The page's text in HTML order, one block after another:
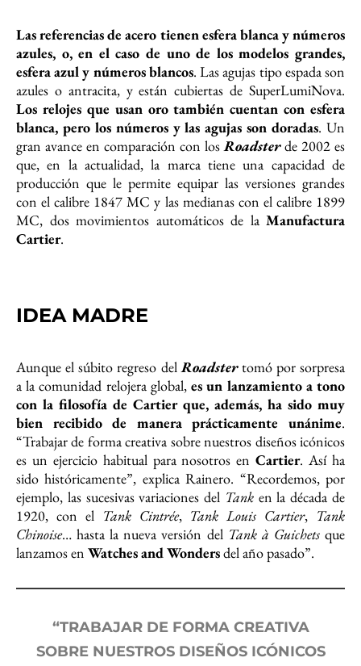
Las referencias de acero tienen esfera blanca y números
azules, o, en el caso de uno de los modelos grandes,
esfera azul y números blancos. Las agujas tipo espada son
azules o antracita, y están cubiertas de SuperLumiNova.
Los relojes que usan oro también cuentan con esfera
blanca, pero los números y las agujas son doradas. Un
gran avance en comparación con los Roadsterde 2002 es
que, en la actualidad, la marca tiene una capacidad de
producción que le permite equipar las versiones grandes
con el calibre 1847 MC y las medianas con el calibre 1899
MC, dos movimientos automáticos de la Manufactura
Cartier.
IDEA MADRE
Aunque el súbito regreso delRoadstertomó por sorpresa
a la comunidad relojera global,es un lanzamiento a tono
con la filosofía de Cartier que, además, ha sido muy
bien recibido de manera prácticamente unánime.
“Trabajar de forma creativa sobre nuestros diseños icónicos
es un ejercicio habitual para nosotros enCartier. Así ha
sido históricamente”, explica Rainero. “Recordemos, por
ejemplo, las sucesivas variaciones del Tanken la década de
1920, con el Tank Cintrée, Tank Louis Cartier, Tank
Chinoise… hasta la nueva versión del Tank à Guichetsque
lanzamos en Watches and Wondersdel año pasado”.
“TRABAJAR DE FORMA CREATIVA
SOBRE NUESTROS DISEÑOS ICÓNICOS